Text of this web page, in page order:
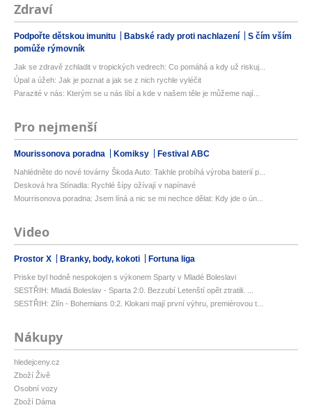
Zdraví
Podpořte dětskou imunitu Babské rady proti nachlazení
S čím vším
pomůže rýmovník
Jak se zdravě zchladit v tropických vedrech: Co pomáhá a kdy už riskuj...
Úpal a úžeh: Jak je poznat a jak se z nich rychle vyléčit
Parazité v nás: Kterým se u nás líbí a kde v našem těle je můžeme nají...
Pro nejmenší
Mourissonova poradna Komiksy Festival ABC
Nahlédněte do nové továrny Škoda Auto: Takhle probíhá výroba baterií p...
Desková hra Stínadla: Rychlé šípy ožívají v napínavé
Mourrisonova poradna: Jsem líná a nic se mi nechce dělat: Kdy jde o ún...
Video
Prostor X Branky, body, kokoti Fortuna liga
Priske byl hodně nespokojen s výkonem Sparty v Mladé Boleslavi
SESTŘIH: Mladá Boleslav - Sparta 2:0. Bezzubí Letenští opět ztratili. ...
SESTŘIH: Zlín - Bohemians 0:2. Klokani mají první výhru, premiérovou t...
Nákupy
hledejceny.cz
Zboží Živě
Osobní vozy
Zboží Dáma